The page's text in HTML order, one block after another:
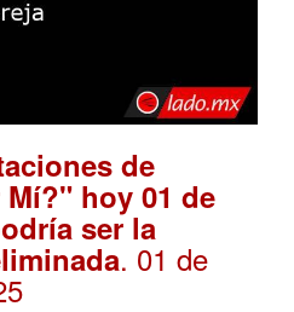
de
hoy 01 de
ser la
. 01 de